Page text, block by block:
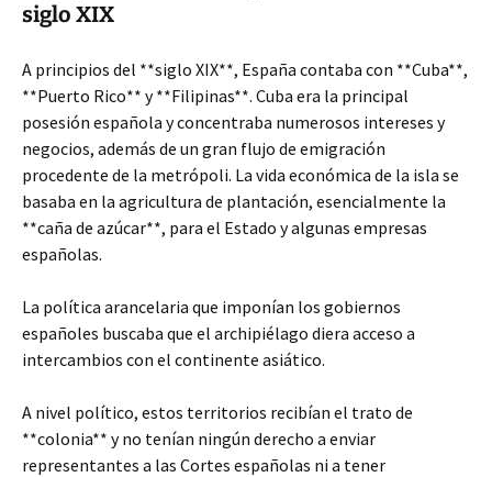
siglo XIX
A principios del **siglo XIX**, España contaba con **Cuba**,
**Puerto Rico** y **Filipinas**. Cuba era la principal
posesión española y concentraba numerosos intereses y
negocios, además de un gran flujo de emigración
procedente de la metrópoli. La vida económica de la isla se
basaba en la agricultura de plantación, esencialmente la
**caña de azúcar**, para el Estado y algunas empresas
españolas.
La política arancelaria que imponían los gobiernos
españoles buscaba que el archipiélago diera acceso a
intercambios con el continente asiático.
A nivel político, estos territorios recibían el trato de
**colonia** y no tenían ningún derecho a enviar
representantes a las Cortes españolas ni a tener